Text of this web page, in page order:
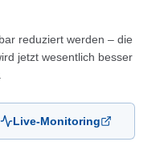
reduziert werden – die
jetzt wesentlich besser
Live-Monitoring